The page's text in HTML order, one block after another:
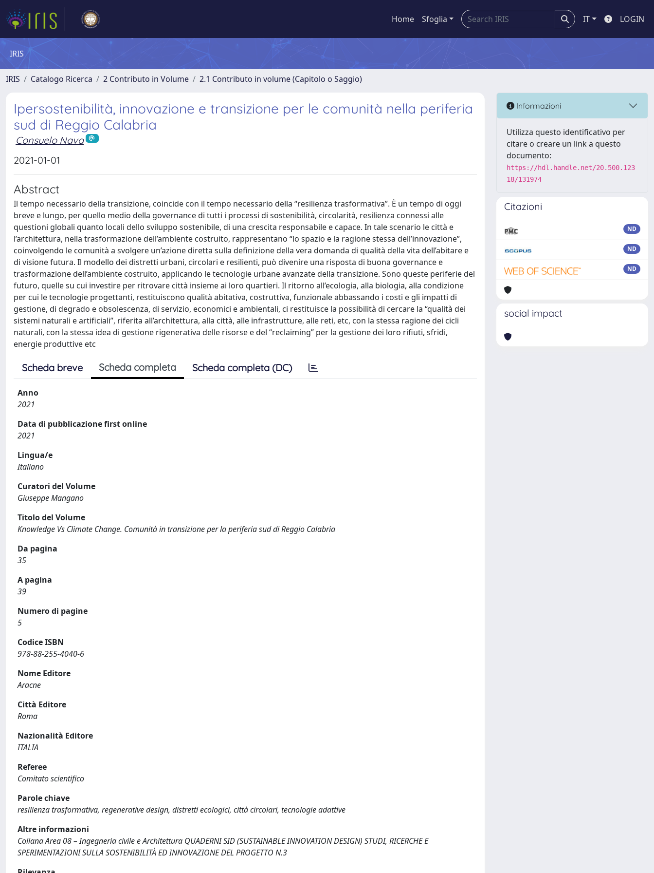
Home Sfoglia IT LOGIN
IRIS
IRIS Catalogo Ricerca 2 Contributo in Volume 2.1 Contributo in volume (Capitolo o Saggio)
Ipersostenibilità, innovazione e transizione per le comunità nella periferia
sud di Reggio Calabria
Consuelo Nava
2021-01-01
Abstract
Il tempo necessario della transizione, coincide con il tempo necessario della “resilienza trasformativa”. È un tempo di oggi
breve e lungo, per quello medio della governance di tutti i processi di sostenibilità, circolarità, resilienza connessi alle
questioni globali quanto locali dello sviluppo sostenibile, di una crescita responsabile e capace. In tale scenario le città e
l’architettura, nella trasformazione dell’ambiente costruito, rappresentano “lo spazio e la ragione stessa dell’innovazione”,
coinvolgendo le comunità a svolgere un’azione diretta sulla definizione della vera domanda di qualità della vita dell’abitare e
di visione futura. Il modello dei distretti urbani, circolari e resilienti, può divenire una risposta di buona governance e
trasformazione dell’ambiente costruito, applicando le tecnologie urbane avanzate della transizione. Sono queste periferie del
futuro, quelle su cui investire per ritrovare città insieme ai loro quartieri. Il ritorno all’ecologia, alla biologia, alla condizione
per cui le tecnologie progettanti, restituiscono qualità abitativa, costruttiva, funzionale abbassando i costi e gli impatti di
gestione, di degrado e obsolescenza, di servizio, economici e ambientali, ci restituisce la possibilità di cercare la “qualità dei
sistemi naturali e artificiali”, riferita all’architettura, alla città, alle infrastrutture, alle reti, etc, con la stessa ragione dei cicli
naturali, con la stessa idea di gestione rigenerativa delle risorse e del “reclaiming” per la gestione dei loro rifiuti, sfridi,
energie produttive etc
Scheda breve Scheda completa Scheda completa (DC)
Anno
2021
Data di pubblicazione first online
2021
Lingua/e
Italiano
Curatori del Volume
Giuseppe Mangano
Titolo del Volume
Knowledge Vs Climate Change. Comunità in transizione per la periferia sud di Reggio Calabria
Da pagina
35
A pagina
39
Numero di pagine
5
Codice ISBN
978-88-255-4040-6
Nome Editore
Aracne
Città Editore
Roma
Nazionalità Editore
ITALIA
Referee
Comitato scientifico
Parole chiave
resilienza trasformativa, regenerative design, distretti ecologici, città circolari, tecnologie adattive
Altre informazioni
Collana Area 08 – Ingegneria civile e Architettura QUADERNI SID (SUSTAINABLE INNOVATION DESIGN) STUDI, RICERCHE E
SPERIMENTAZIONI SULLA SOSTENIBILITÀ ED INNOVAZIONE DEL PROGETTO N.3
Informazioni
Utilizza questo identificativo per
citare o creare un link a questo
documento:
https://hdl.handle.net/20.500.123
18/131974
Citazioni
ND
ND
ND
social impact